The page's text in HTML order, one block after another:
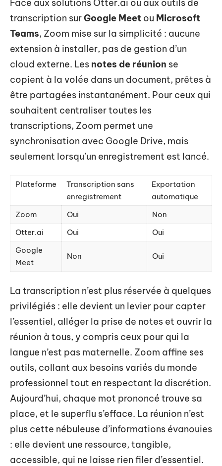
Face aux solutions Otter.ai ou aux outils de
transcription surGoogle Meet ou Microsoft
Teams, Zoom mise sur la simplicité : aucune
extension à installer, pas de gestion d’un
cloud externe. Les notes de réunion se
copient à la volée dans un document, prêtes à
être partagées instantanément. Pour ceux qui
souhaitent centraliser toutes les
transcriptions, Zoom permet une
synchronisation avec Google Drive, mais
seulement lorsqu’un enregistrement est lancé.
Plateforme
Transcription sans
enregistrement
Exportation
automatique
Zoom
Oui
Non
Otter.ai
Oui
Oui
Google
Meet
Non Oui
La transcription n’est plus réservée à quelques
privilégiés : elle devient un levier pour capter
l’essentiel, alléger la prise de notes et ouvrir la
réunion à tous, y compris ceux pour qui la
langue n’est pas maternelle. Zoom affine ses
outils, collant aux besoins variés du monde
professionnel tout en respectant la discrétion.
Aujourd’hui, chaque mot prononcé trouve sa
place, et le superflu s’efface. La réunion n’est
plus cette nébuleuse d’informations évanouies
: elle devient une ressource, tangible,
accessible, qui ne laisse rien filer d’essentiel.